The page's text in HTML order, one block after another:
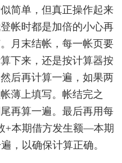
简单，但真正操作起来
帐时都是加倍的小心再
月末结帐，每一帐页要
下来，还是按计算器按
后再计算一遍，如果两
薄上填写。帐结完之
再算一遍。最后再用每
+本期借方发生额—本期
，以确保计算正确。